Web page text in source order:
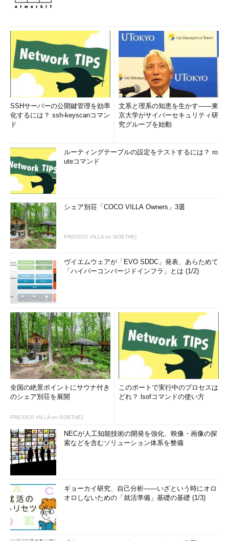
SSHサーバーの公開鍵管理を効率
化するには？ ssh-keyscanコマン
ド
文系と理系の知恵を生かす――東
京大学がサイバーセキュリティ研
究グループを始動
ルーティングテーブルの設定をテストするには？ ro
uteコマンド
シェア別荘「COCO VILLA Owners」3選
PR(COCO VILLA on GOETHE)
ヴイエムウェアが「EVO SDDC」発表、あらためて
「ハイパーコンバージドインフラ」とは (1/2)
全国の絶景ポイントにサウナ付き
のシェア別荘を展開
PR(COCO VILLA on GOETHE)
このポートで実行中のプロセスは
どれ？ lsofコマンドの使い方
NECが人工知能技術の開発を強化、映像・画像の探
索などを含むソリューション体系を整備
ギョーカイ研究、自己分析――いざという時にオロ
オロしないための「就活準備」基礎の基礎 (1/3)